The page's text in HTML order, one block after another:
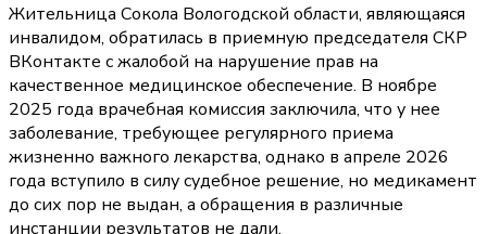
Жительница Сокола Вологодской области, являющаяся
инвалидом, обратилась в приемную председателя СКР
ВКонтакте с жалобой на нарушение прав на
качественное медицинское обеспечение. В ноябре
2025 года врачебная комиссия заключила, что у нее
заболевание, требующее регулярного приема
жизненно важного лекарства, однако в апреле 2026
года вступило в силу судебное решение, но медикамент
до сих пор не выдан, а обращения в различные
инстанции результатов не дали.